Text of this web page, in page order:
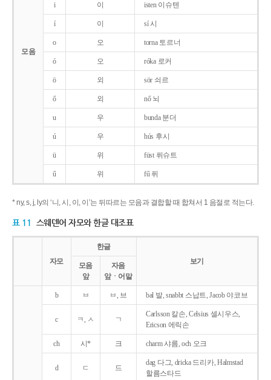
모음
i 이 isten 이슈텐
í 이 sí 시
o 오 torna 토르너
ó 오 róka 로커
ö 외 sör 쇠르
ő 외 nő 뇌
u 우 bunda 분더
ú 우 hús 후시
ü 위 füst 퓌슈트
ű 위 fű 퓌
* ny, s, j, ly의 ‘니, 시, 이, 이’는 뒤따르는 모음과 결합할 때 합쳐서 1 음절로 적는다.
표 11 스웨덴어 자모와 한글 대조표
자모
한글
보기
모음
앞
자음
앞ㆍ어말
b ㅂ ㅂ, 브 bal 발, snabbt 스납트, Jacob 야코브
c ㅋ, ㅅ ㄱ
Carlsson 칼손, Celsius 셀시우스,
Ericson 에릭손
ch 시* 크 charm 샤름, och 오크
d ㄷ 드
dag 다그, dricka 드리카, Halmstad
할름스타드